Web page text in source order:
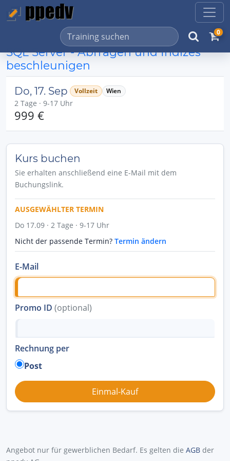
0
SQL Server - Abfragen und Indizes
beschleunigen
Do, 17. Sep Vollzeit Wien
2 Tage · 9-17 Uhr
999 €
Kurs buchen
Sie erhalten anschließend eine E-Mail mit dem
Buchungslink.
AUSGEWÄHLTER TERMIN
Do 17.09 · 2 Tage · 9-17 Uhr
Nicht der passende Termin? Termin ändern
E-Mail
Promo ID (optional)
Rechnung per
Post
Angebot nur für gewerblichen Bedarf. Es gelten die AGB der